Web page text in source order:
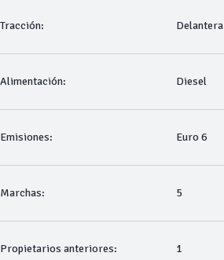
Tracción: Delantera
Alimentación: Diesel
Emisiones: Euro 6
Marchas: 5
Propietarios anteriores: 1